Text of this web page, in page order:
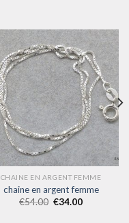
CHAINE EN ARGENT FEMME
chaine en argent femme
€54.00 €34.00